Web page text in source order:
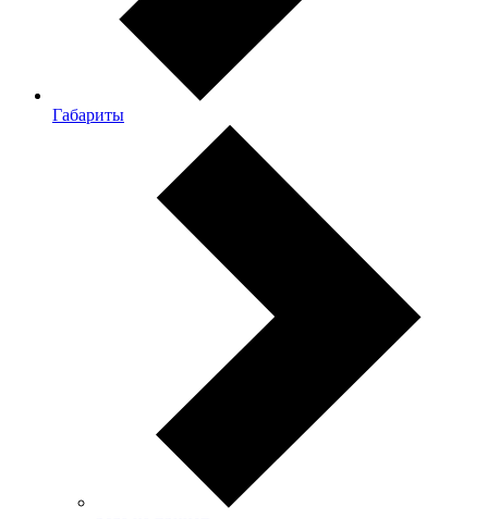
Габариты